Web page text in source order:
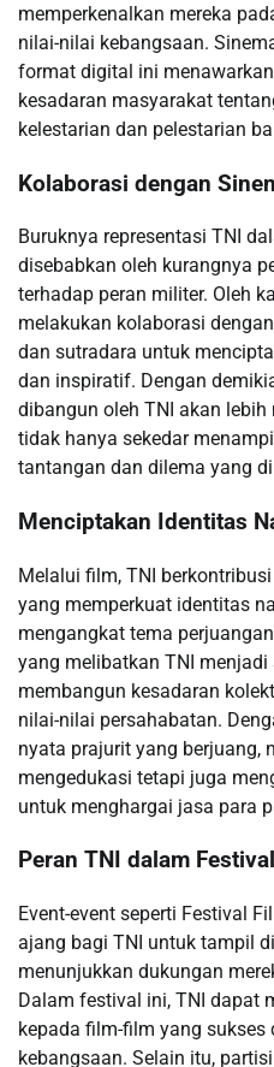
memperkenalkan mereka
nilai-nilai kebangsaan.
format digital ini
kesadaran masyarakat
kelestarian dan pelestarian
Kolaborasi dengan
Buruknya representasi TNI
disebabkan oleh kurangnya
terhadap peran militer. Oleh
melakukan kolaborasi
dan sutradara untuk
dan inspiratif. Dengan
dibangun oleh TNI akan
tidak hanya sekedar
tantangan dan dilema yang
Menciptakan Identitas
Melalui film, TNI
yang memperkuat identitas
mengangkat tema
yang melibatkan TNI
membangun kesadaran
nilai-nilai persahabatan.
nyata prajurit yang berjuang,
mengedukasi tetapi juga
untuk menghargai jasa para
Peran TNI dalam
Event-event seperti Festival
ajang bagi TNI untuk tampil
menunjukkan dukungan
Dalam festival ini, TNI dapat
kepada film-film yang
kebangsaan. Selain itu,